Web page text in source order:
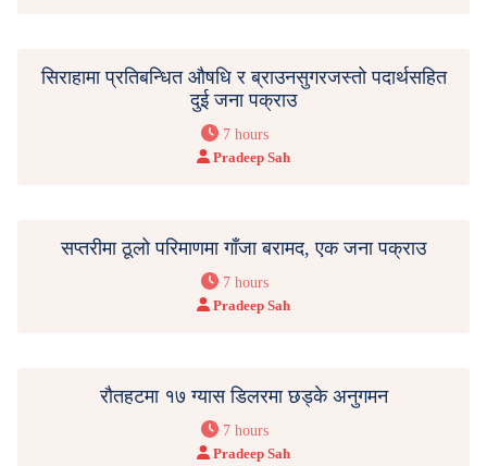
सिराहामा प्रतिबन्धित औषधि र ब्राउनसुगरजस्तो पदार्थसहित
दुई जना पक्राउ
7 hours
Pradeep Sah
सप्तरीमा ठूलो परिमाणमा गाँजा बरामद, एक जना पक्राउ
7 hours
Pradeep Sah
रौतहटमा १७ ग्यास डिलरमा छड्के अनुगमन
7 hours
Pradeep Sah